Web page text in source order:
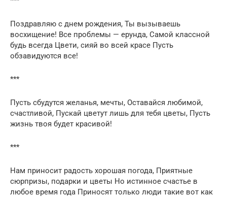
Поздравляю с днем рождения, Ты вызываешь
восхищение! Все проблемы — ерунда, Самой классной
будь всегда Цвети, сияй во всей красе Пусть
обзавидуются все!
***
Пусть сбудутся желанья, мечты, Оставайся любимой,
счастливой, Пускай цветут лишь для тебя цветы, Пусть
жизнь твоя будет красивой!
***
Нам приносит радость хорошая погода, Приятные
сюрпризы, подарки и цветы Но истинное счастье в
любое время года Приносят только люди такие вот как